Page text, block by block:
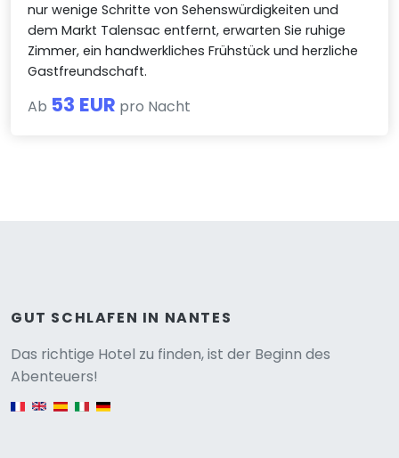
nur wenige Schritte von Sehenswürdigkeiten und
dem Markt Talensac entfernt, erwarten Sie ruhige
Zimmer, ein handwerkliches Frühstück und herzliche
Gastfreundschaft.
Ab 53 EUR pro Nacht
GUT SCHLAFEN IN NANTES
Das richtige Hotel zu finden, ist der Beginn des
Abenteuers!